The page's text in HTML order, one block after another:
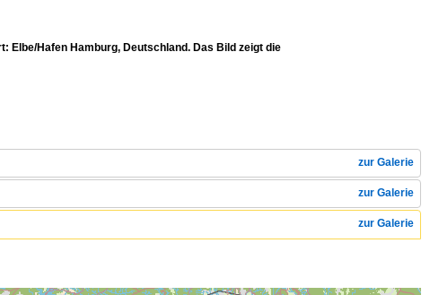
Elbe/Hafen Hamburg, Deutschland. Das Bild zeigt die
zur Galerie
zur Galerie
zur Galerie